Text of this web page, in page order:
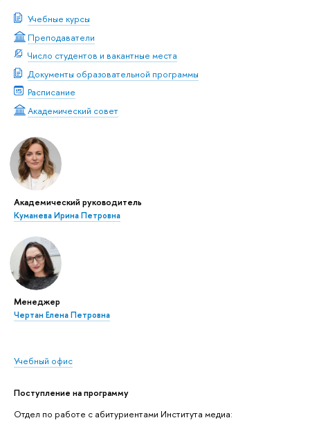
Учебные курсы
Преподаватели
Число студентов и вакантные места
Документы образовательной программы
Расписание
Академический совет
Академический руководитель
Куманева Ирина Петровна
Менеджер
Чертан Елена Петровна
Учебный офис
Поступление на программу
Отдел по работе с абитуриентами Института медиа: